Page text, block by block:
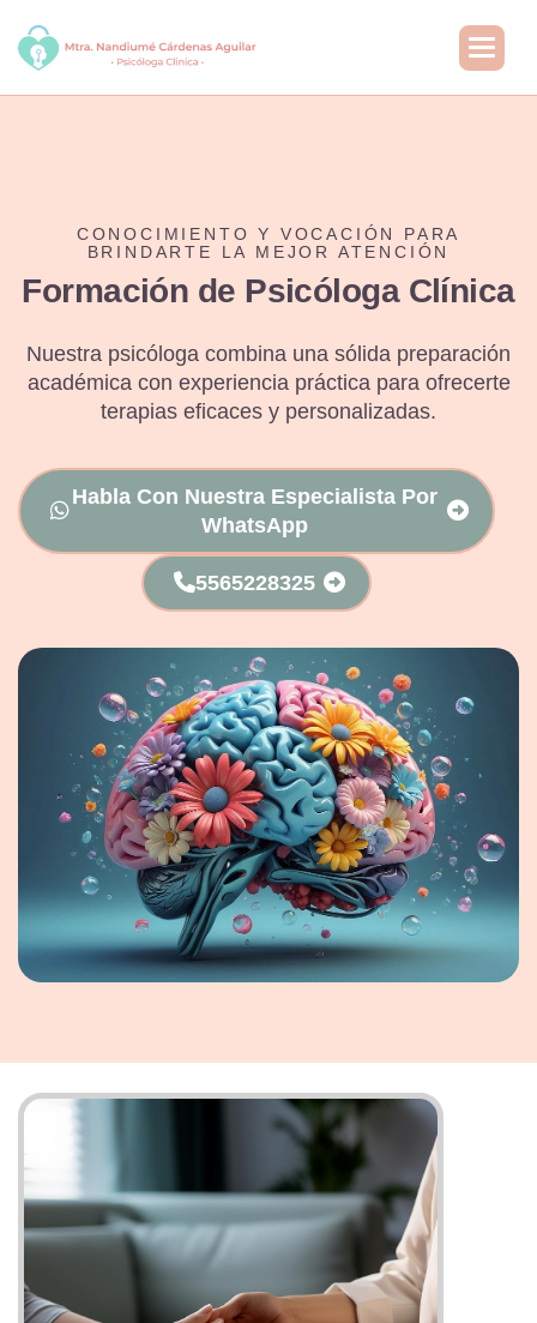
CONOCIMIENTO Y VOCACIÓN PARA
BRINDARTE LA MEJOR ATENCIÓN
Formación de Psicóloga Clínica
Nuestra psicóloga combina una sólida preparación
académica con experiencia práctica para ofrecerte
terapias eficaces y personalizadas.
Habla Con Nuestra Especialista Por
WhatsApp
5565228325